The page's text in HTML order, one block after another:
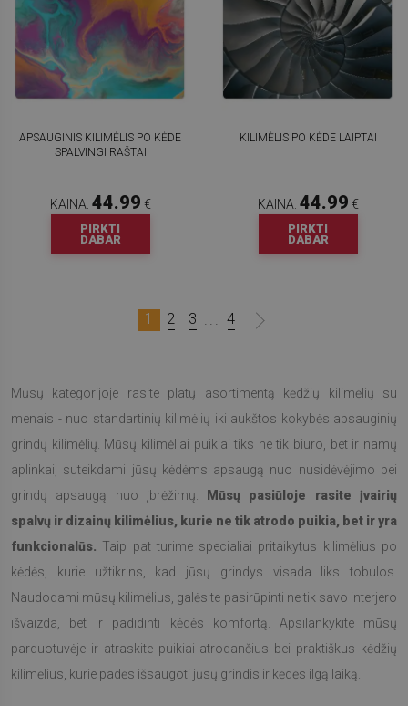
APSAUGINIS KILIMĖLIS PO KĖDE
SPALVINGI RAŠTAI
KAINA: 44.99 €
PIRKTI
DABAR
KILIMĖLIS PO KĖDE LAIPTAI
KAINA: 44.99 €
PIRKTI
DABAR
1 2 3 4
Mūsų kategorijoje rasite platų asortimentą kėdžių kilimėlių su
menais - nuo standartinių kilimėlių iki aukštos kokybės apsauginių
grindų kilimėlių. Mūsų kilimėliai puikiai tiks ne tik biuro, bet ir namų
aplinkai, suteikdami jūsų kėdėms apsaugą nuo nusidėvėjimo bei
grindų apsaugą nuo įbrėžimų.
Mūsų pasiūloje rasite įvairių
spalvų ir dizainų kilimėlius, kurie ne tik atrodo puikia, bet ir yra
funkcionalūs. Taip pat turime specialiai pritaikytus kilimėlius po
kėdės, kurie užtikrins, kad jūsų grindys visada liks tobulos.
Naudodami mūsų kilimėlius, galėsite pasirūpinti ne tik savo interjero
išvaizda, bet ir padidinti kėdės komfortą. Apsilankykite mūsų
parduotuvėje ir atraskite puikiai atrodančius bei praktiškus kėdžių
kilimėlius, kurie padės išsaugoti jūsų grindis ir kėdės ilgą laiką.